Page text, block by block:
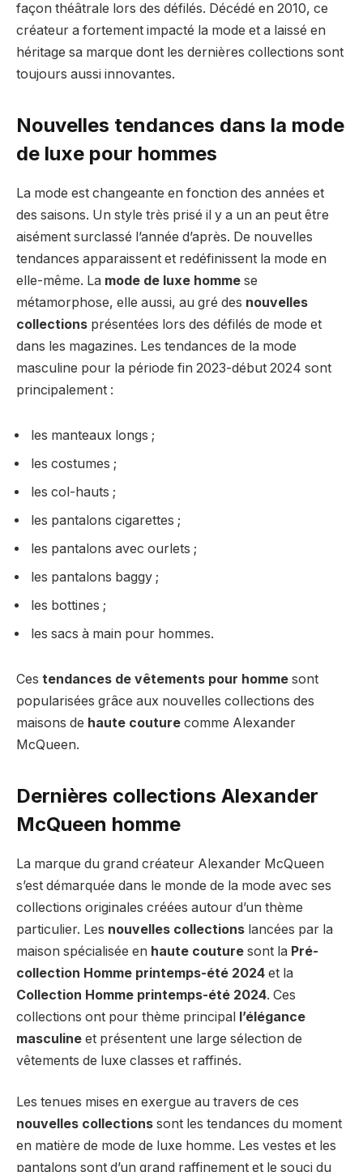
façon théâtrale lors des défilés. Décédé en 2010, ce
créateur a fortement impacté la mode et a laissé en
héritage sa marque dont les dernières collections sont
toujours aussi innovantes.
Nouvelles tendances dans la mode
de luxe pour hommes
La mode est changeante en fonction des années et
des saisons. Un style très prisé il y a un an peut être
aisément surclassé l’année d’après. De nouvelles
tendances apparaissent et redéfinissent la mode en
elle-même. La mode de luxe homme se
métamorphose, elle aussi, au gré des nouvelles
collections présentées lors des défilés de mode et
dans les magazines. Les tendances de la mode
masculine pour la période fin 2023-début 2024 sont
principalement :
les manteaux longs ;
les costumes ;
les col-hauts ;
les pantalons cigarettes ;
les pantalons avec ourlets ;
les pantalons baggy ;
les bottines ;
les sacs à main pour hommes.
Ces tendances de vêtements pour homme sont
popularisées grâce aux nouvelles collections des
maisons de haute couture comme Alexander
McQueen.
Dernières collections Alexander
McQueen homme
La marque du grand créateur Alexander McQueen
s’est démarquée dans le monde de la mode avec ses
collections originales créées autour d’un thème
particulier. Les nouvelles collections lancées par la
maison spécialisée en haute couture sont la Pré-
collection Homme printemps-été 2024 et la
Collection Homme printemps-été 2024. Ces
collections ont pour thème principal l’élégance
masculine et présentent une large sélection de
vêtements de luxe classes et raffinés.
Les tenues mises en exergue au travers de ces
nouvelles collections sont les tendances du moment
en matière de mode de luxe homme. Les vestes et les
pantalons sont d’un grand raffinement et le souci du